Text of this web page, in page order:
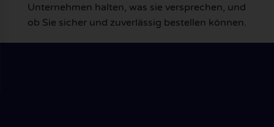
Unternehmen halten, was sie versprechen, und
ob Sie sicher und zuverlässig bestellen können.